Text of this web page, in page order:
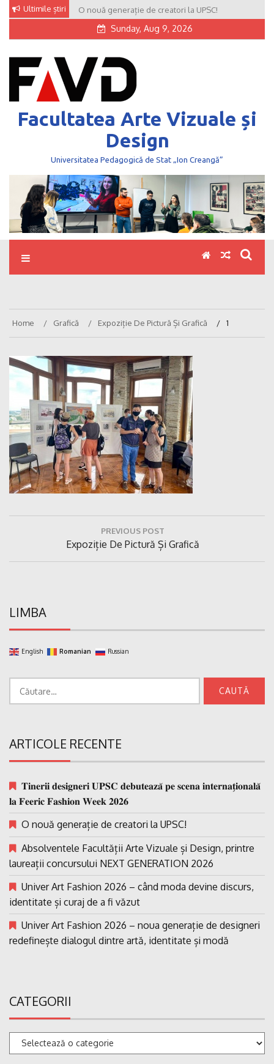
Skip
content
Ultimile știri O nouă generație de creatori la UPSC!
Sunday, Aug 9, 2026
Facultatea Arte Vizuale și
Design
Universitatea Pedagogică de Stat „Ion Creangă”
Home Grafică Expoziție De Pictură Și Grafică 1
PREVIOUS POST
Previous
Post:
Expoziție De Pictură Și Grafică
LIMBA
English Romanian Russian
ARTICOLE RECENTE
𝐓𝐢𝐧𝐞𝐫𝐢𝐢 𝐝𝐞𝐬𝐢𝐠𝐧𝐞𝐫𝐢 𝐔𝐏𝐒𝐂 𝐝𝐞𝐛𝐮𝐭𝐞𝐚𝐳𝐚̆ 𝐩𝐞 𝐬𝐜𝐞𝐧𝐚 𝐢𝐧𝐭𝐞𝐫𝐧𝐚𝐭̗𝐢𝐨𝐧𝐚𝐥𝐚̆
𝐥𝐚 𝐅𝐞𝐞𝐫𝐢𝐜 𝐅𝐚𝐬𝐡𝐢𝐨𝐧 𝐖𝐞𝐞𝐤 𝟐𝟎𝟐𝟔
O nouă generație de creatori la UPSC!
Absolventele Facultății Arte Vizuale și Design, printre
laureații concursului NEXT GENERATION 2026
Univer Art Fashion 2026 – când moda devine discurs,
identitate și curaj de a fi văzut
Univer Art Fashion 2026 – noua generație de designeri
redefinește dialogul dintre artă, identitate și modă
CATEGORII
Categorii